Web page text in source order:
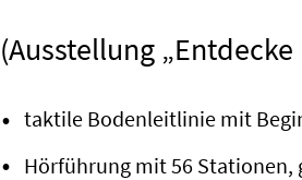
(Ausstellung „Entdecke
taktile Bodenleitlinie mit
Hörführung mit 56 Stationen,